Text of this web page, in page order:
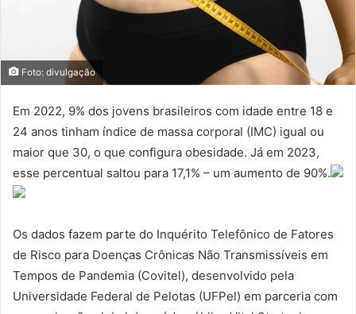
Foto: divulgação
Em 2022, 9% dos jovens brasileiros com idade entre 18 e
24 anos tinham índice de massa corporal (IMC) igual ou
maior que 30, o que configura obesidade. Já em 2023,
esse percentual saltou para 17,1% – um aumento de 90%.
Os dados fazem parte do Inquérito Telefônico de Fatores
de Risco para Doenças Crônicas Não Transmissíveis em
Tempos de Pandemia (Covitel), desenvolvido pela
Universidade Federal de Pelotas (UFPel) em parceria com